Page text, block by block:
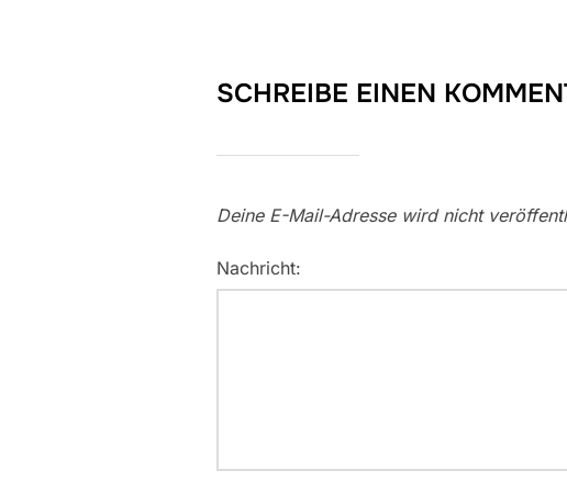
SCHREIBE EINEN
Deine E-Mail-Adresse wird nicht
Nachricht: